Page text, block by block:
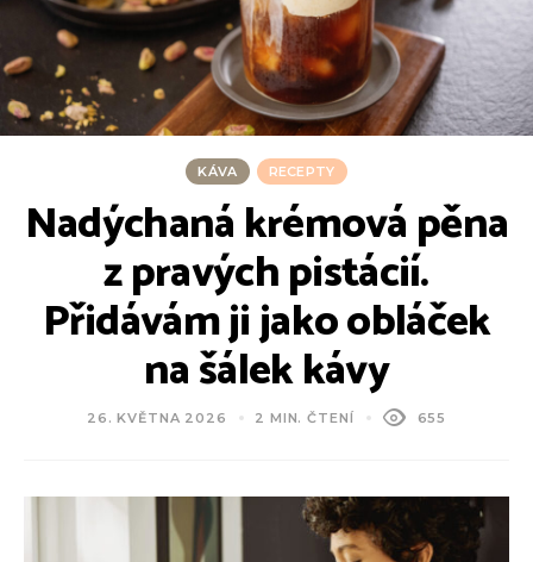
KÁVA RECEPTY
Nadýchaná krémová pěna
z pravých pistácií.
Přidávám ji jako obláček
na šálek kávy
26. KVĚTNA 2026 2 MIN. ČTENÍ 655